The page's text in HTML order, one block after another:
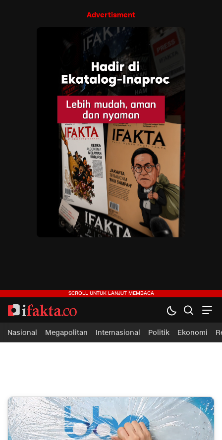
Advertisment
ifakta.co
#pastibenar
Nasional Megapolitan Internasional Politik Ekonomi